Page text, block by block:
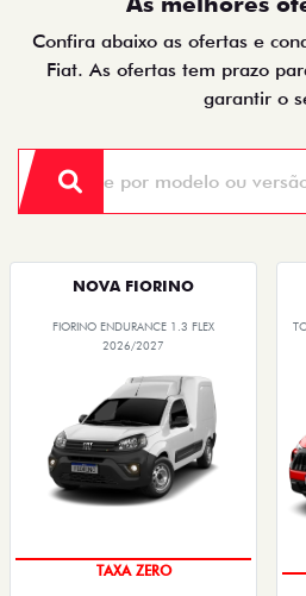
Confira abaixo as ofertas e
Fiat. As ofertas tem prazo
garantir o
NOVA FIORINO
FIORINO ENDURANCE 1.3 FLEX
2026/2027
TAXA ZERO